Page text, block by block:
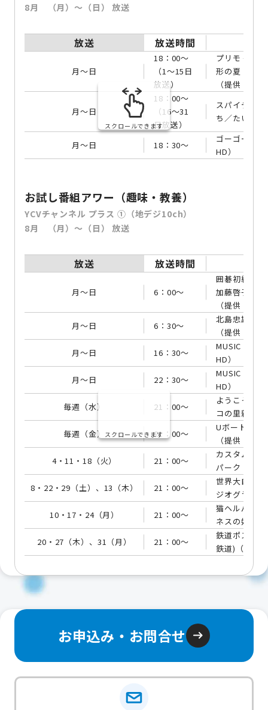
8月 （月）～（日） 放送
放送 放送時間
月～日
18：00～
（1～15日
放送）
プリモ 〜わ
形の夏
（提供：デ
月～日
18：00～
（16～31
日放送）
スパイディ
ち／たいよ
月～日 18：30～
ゴーゴー！
HD）
スクロールできます
お試し番組アワー（趣味・教養）
YCVチャンネル プラス ①（地デジ10ch）
8月 （月）～（日） 放送
放送 放送時間
月～日 6：00～
囲碁初級講
加藤啓子の
（提供：囲
月～日
6：30～
北島忠雄の
（提供：囲
月～日
16：30～
MUSIC
HD）
月～日
22：30～
MUSIC
HD）
毎週（水）
21：00～
ようこそ！
コの⾥親探
毎週（金）
21：00～
Uボート ナ
（提供：ヒ
4・11・18（火）
21：00～
カスタム・
パーク（提
8・22・29（土）、13（木）
21：00～
世界⼤⾃然
ジオグラフ
10・17・24（月）
21：00～
猫ヘルパー
ネスの妨げ
20・27（木）、31（月）
21：00～
鉄道ポスタ
鉄道)（提供
スクロールできます
お申込み・お問合せ